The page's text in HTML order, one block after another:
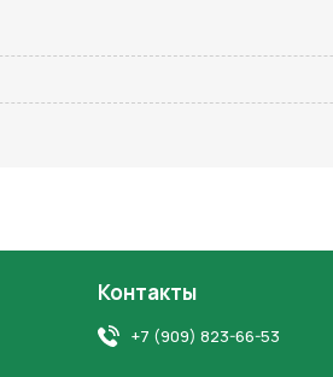
Контакты
+7 (909) 823-66-53
Нажимая на кнопку